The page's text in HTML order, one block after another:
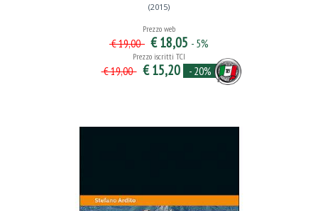
(2015)
Prezzo web
€ 19,00 € 18,05 - 5%
Prezzo iscritti TCI
€ 19,00 € 15,20 - 20%